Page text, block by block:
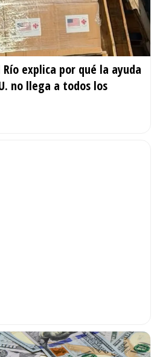
explica por qué la ayuda
no llega a todos los